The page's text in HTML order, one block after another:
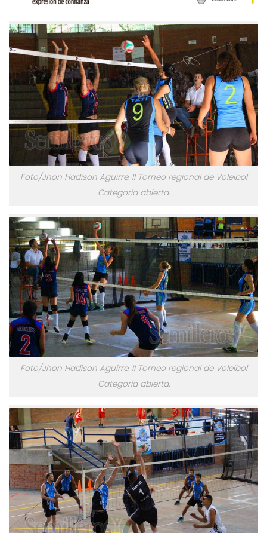
Foto/Jhon Hadison Aguirre. II Torneo regional de Voleibol
Categoría abierta.
Foto/Jhon Hadison Aguirre. II Torneo regional de Voleibol
Categoría abierta.